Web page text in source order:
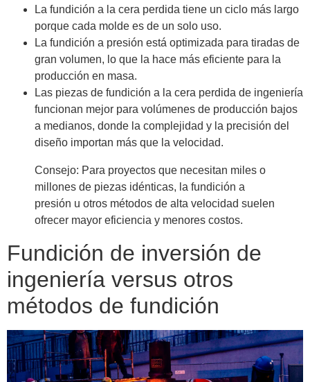
La fundición a la cera perdida tiene un ciclo más largo
porque cada molde es de un solo uso.
La fundición a presión está optimizada para tiradas de
gran volumen, lo que la hace más eficiente para la
producción en masa.
Las piezas de fundición a la cera perdida de ingeniería
funcionan mejor para volúmenes de producción bajos
a medianos, donde la complejidad y la precisión del
diseño importan más que la velocidad.
Consejo: Para proyectos que necesitan miles o
millones de piezas idénticas, la fundición a
presión u otros métodos de alta velocidad suelen
ofrecer mayor eficiencia y menores costos.
Fundición de inversión de
ingeniería versus otros
métodos de fundición